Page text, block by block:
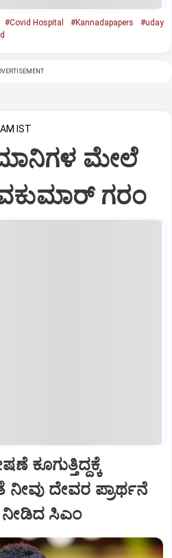
#Covid Hospital #Kannadapapers
#uday
IST
ಮೇಲೆ
ಗರಂ
ದೇವರ ಪ್ರಾರ್ಥನೆ
ಸಿಎಂ